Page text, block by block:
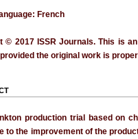
French
© 2017 ISSR Journals. This is
the original work is
production trial based on
to the improvement of the